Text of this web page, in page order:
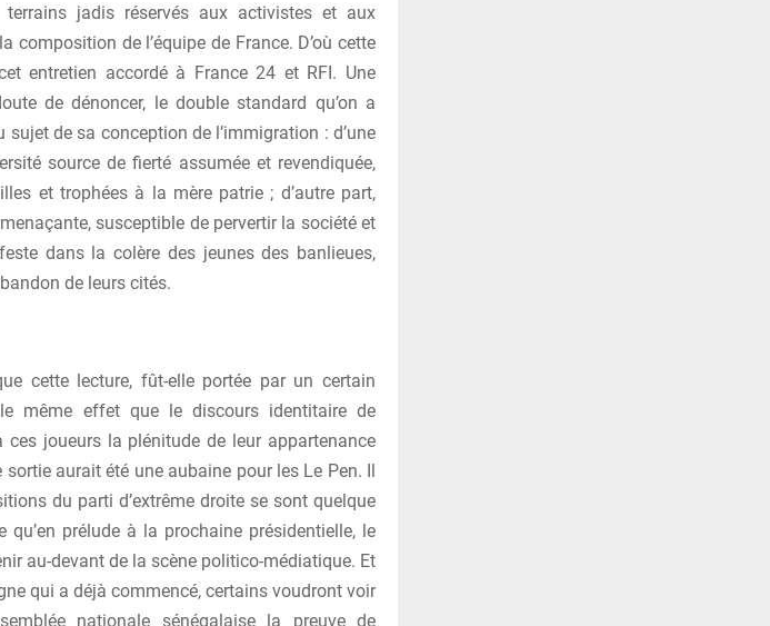
jadis réservés aux activistes et aux
de l’équipe de France. D’où cette
entretien accordé à France 24 et RFI. Une
de dénoncer, le double standard qu’on a
de sa conception de l’immigration : d’une
source de fierté assumée et revendiquée,
et trophées à la mère patrie ; d’autre part,
susceptible de pervertir la société et
dans la colère des jeunes des banlieues,
de leurs cités.
cette lecture, fût-elle portée par un certain
même effet que le discours identitaire de
joueurs la plénitude de leur appartenance
aurait été une aubaine pour les Le Pen. Il
du parti d’extrême droite se sont quelque
qu’en prélude à la prochaine présidentielle, le
au-devant de la scène politico-médiatique. Et
qui a déjà commencé, certains voudront voir
nationale sénégalaise la preuve de